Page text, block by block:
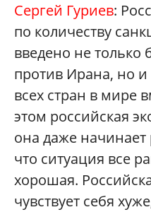
Сергей Гуриев:
по количеству
введено не
против Ирана, но
всех стран в мире
этом российская
она даже начинает
что ситуация все
хорошая.
чувствует себя